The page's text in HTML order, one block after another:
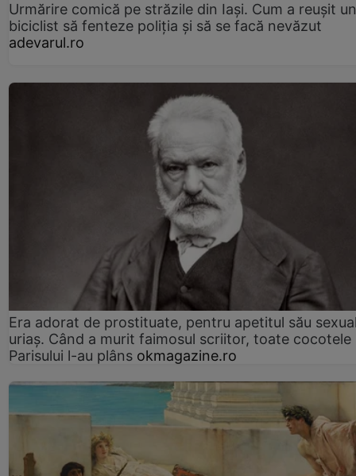
Urmărire comică pe străzile din Iași. Cum a reușit un
biciclist să fenteze poliția și să se facă nevăzut
adevarul.ro
Era adorat de prostituate, pentru apetitul său
uriaș. Când a murit faimosul scriitor, toate cocotele
Parisului l-au plâns okmagazine.ro